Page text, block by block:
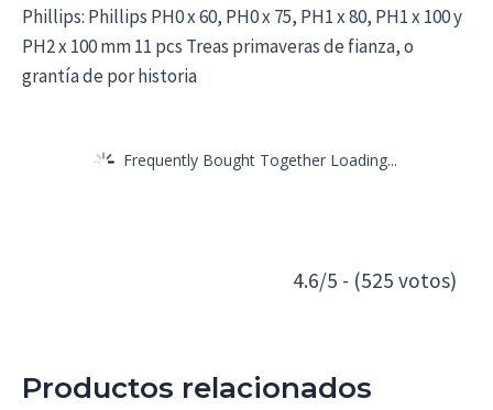
Phillips: Phillips PH0 x 60, PH0 x 75, PH1 x 80, PH1 x 100 y
PH2 x 100 mm 11 pcs Treas primaveras de fianza, o
grantía de por historia
Frequently Bought Together Loading...
4.6/5 - (525 votos)
Productos relacionados